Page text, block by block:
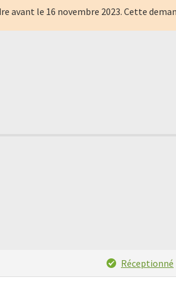
avant le 16 novembre 2023. Cette
Réceptionné